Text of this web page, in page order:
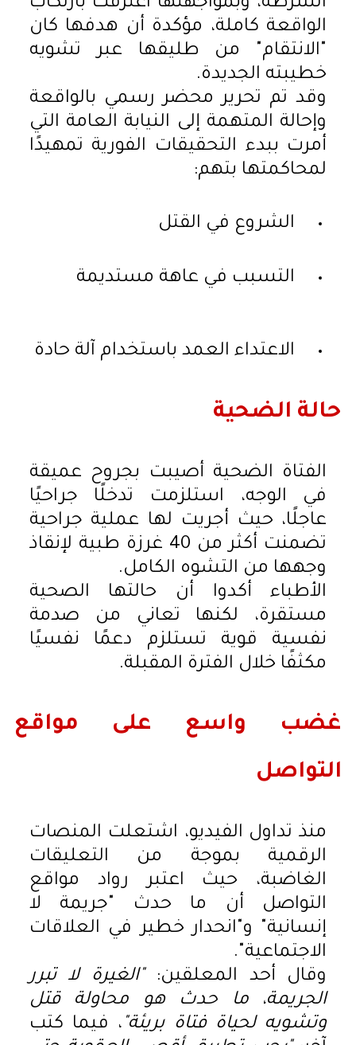
الواقعة كاملة، مؤكدة أن هدفها كان
"الانتقام" من طليقها عبر تشويه
خطيبته الجديدة.
وقد تم تحرير محضر رسمي بالواقعة
وإحالة المتهمة إلى النيابة العامة التي
أمرت ببدء التحقيقات الفورية تمهيدًا
لمحاكمتها بتهم:
الشروع في القتل
التسبب في عاهة مستديمة
الاعتداء العمد باستخدام آلة حادة
حالة الضحية
الفتاة الضحية أصيبت بجروح عميقة
في الوجه، استلزمت تدخلًا جراحيًا
عاجلًا، حيث أجريت لها عملية جراحية
تضمنت أكثر من 40 غرزة طبية لإنقاذ
وجهها من التشوه الكامل.
الأطباء أكدوا أن حالتها الصحية
مستقرة، لكنها تعاني من صدمة
نفسية قوية تستلزم دعمًا نفسيًا
مكثفًا خلال الفترة المقبلة.
غضب واسع على مواقع
التواصل
منذ تداول الفيديو، اشتعلت المنصات
الرقمية بموجة من التعليقات
الغاضبة، حيث اعتبر رواد مواقع
التواصل أن ما حدث "جريمة لا
إنسانية" و"انحدار خطير في العلاقات
الاجتماعية".
وقال أحد المعلقين:
"الغيرة لا تبرر
الجريمة، ما حدث هو محاولة قتل
وتشويه لحياة فتاة بريئة" ، فيما كتب